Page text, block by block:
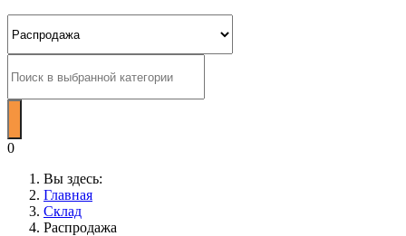
0
Вы здесь:
Главная
Склад
Распродажа